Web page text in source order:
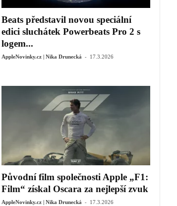
Beats představil novou speciální
edici sluchátek Powerbeats Pro 2 s
logem...
AppleNovinky.cz | Nika Drunecká - 17.3.2026
Původní film společnosti Apple „F1:
Film“ získal Oscara za nejlepší zvuk
AppleNovinky.cz | Nika Drunecká - 17.3.2026